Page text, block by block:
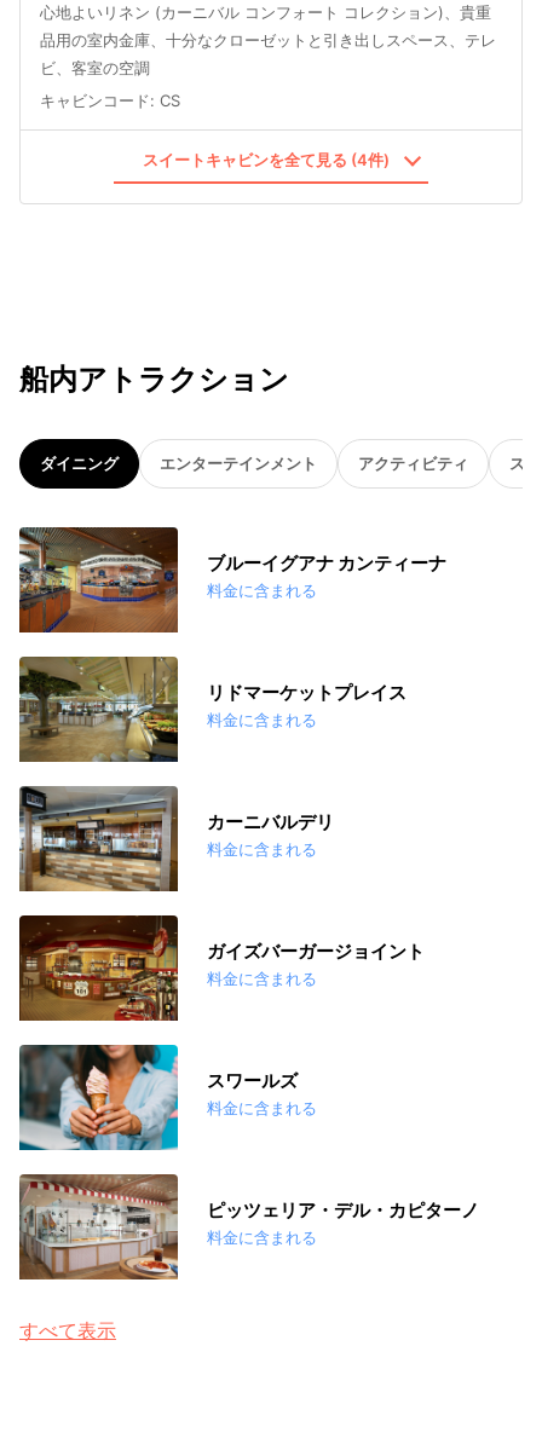
心地よいリネン (カーニバル コンフォート コレクション)、貴重
品用の室内金庫、十分なクローゼットと引き出しスペース、テレ
ビ、客室の空調
キャビンコード: CS
スイートキャビンを全て見る (4件)
船内アトラクション
ダイニング エンターテインメント アクティビティ ス
ブルーイグアナ カンティーナ
料金に含まれる
リドマーケットプレイス
料金に含まれる
カーニバルデリ
料金に含まれる
ガイズバーガージョイント
料金に含まれる
スワールズ
料金に含まれる
ピッツェリア・デル・カピターノ
料金に含まれる
すべて表示